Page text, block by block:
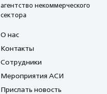
агентство некоммерческого
сектора
О нас
Контакты
Сотрудники
Мероприятия АСИ
Прислать новость